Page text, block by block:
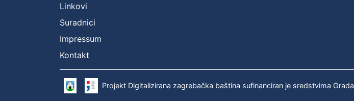
Linkovi
Suradnici
Impressum
Kontakt
Projekt Digitalizirana zagrebačka baština sufinanciran je sredstvima